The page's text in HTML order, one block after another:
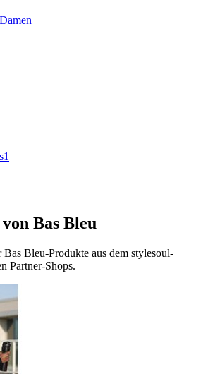
Damen
1
Bas Bleu
Bas Bleu-Produkte aus dem stylesoul-
Partner-Shops.